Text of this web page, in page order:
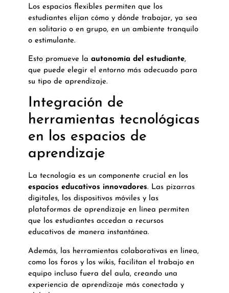
Los espacios flexibles permiten que los
estudiantes elijan cómo y dónde trabajar, ya sea
en solitario o en grupo, en un ambiente tranquilo
o estimulante.
Esto promueve la autonomía del estudiante,
que puede elegir el entorno más adecuado para
su tipo de aprendizaje.
Integración de
herramientas tecnológicas
en los espacios de
aprendizaje
La tecnología es un componente crucial en los
espacios educativos innovadores. Las pizarras
digitales, los dispositivos móviles y las
plataformas de aprendizaje en línea permiten
que los estudiantes accedan a recursos
educativos de manera instantánea.
Además, las herramientas colaborativas en línea,
como los foros y los wikis, facilitan el trabajo en
equipo incluso fuera del aula, creando una
experiencia de aprendizaje más conectada y